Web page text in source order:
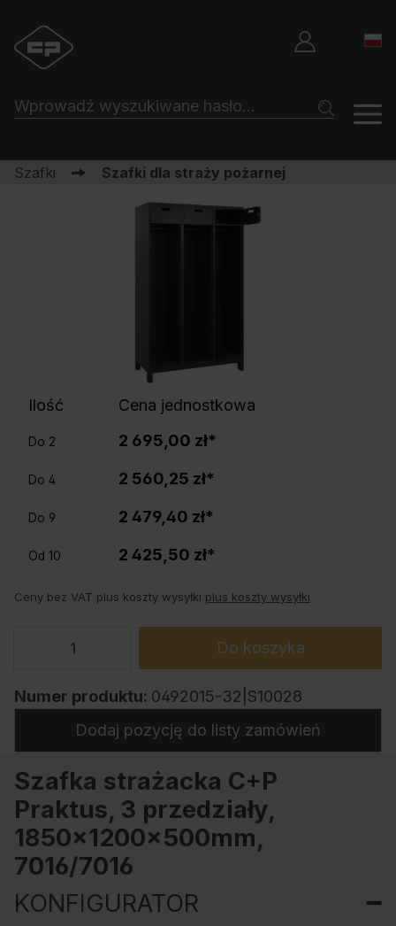
Szafki Szafki dla straży pożarnej
Ilość Cena jednostkowa
Do 2 2 695,00 zł*
Do 4 2 560,25 zł*
Do 9 2 479,40 zł*
Od 10 2 425,50 zł*
Ceny bez VAT plus koszty wysyłki plus koszty wysyłki
Do koszyka
Numer produktu: 0492015-32|S10028
Dodaj pozycję do listy zamówień
Szafka strażacka C+P
Praktus, 3 przedziały,
1850x1200x500mm,
7016/7016
KONFIGURATOR